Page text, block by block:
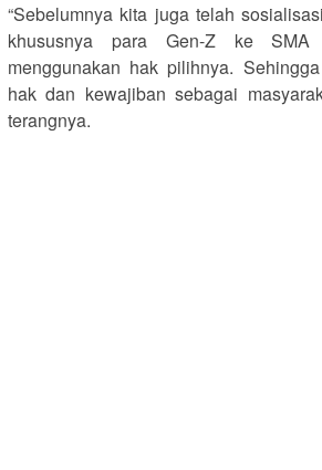
“Sebelumnya kita juga telah
khususnya para Gen-Z ke
menggunakan hak pilihnya.
hak dan kewajiban sebagai
terangnya.